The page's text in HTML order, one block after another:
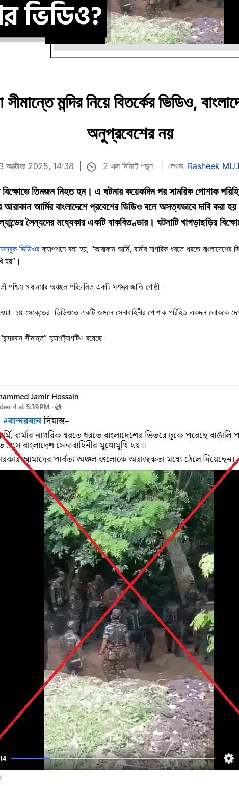
মন্দির নিয়ে বিতর্কের ভিডিও,
অনুপ্রবেশের নয়
অক্টোবর 2025, 14:38 2 এক্স মিনিটে পড়ুন লেখক: Rasheek
তিনজন নিহত হন। এ ঘটনার কয়েকদিন পর সামরিক পোশাক
আরাকান আর্মির বাংলাদেশে প্রবেশের ভিডিও বলে অসত্যভাবে দাবি করা
সৈন্যদের মধ্যেকার একটি বাকবিতণ্ডার। ঘটনাটি খাগড়াছড়ির
ভিডিওরক্যাপশনে বলা হয়, “আরাকান আর্মি, বার্মার নাগরিক ধরতে ধরতে বাংলাদেশের
হয়”।
পশ্চিম মায়ানমার অঞ্চলে পরিচালিত একটি সশস্ত্র জাতি গোষ্ঠী।
১৪ সেকেন্ডের ভিডিওতে একটি জঙ্গলে সেনাবাহিনীর পোশাক পরিহিত একদল লোককে
সীমান্ত” হ্যাশট্যাগটিও রয়েছে।